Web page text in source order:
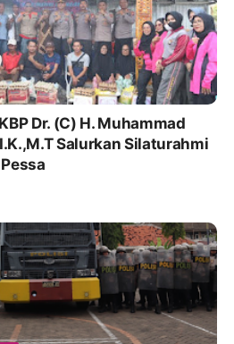
Dr. (C) H. Muhammad
Salurkan Silaturahmi